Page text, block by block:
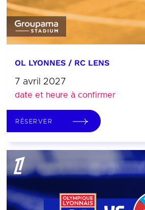
OL LYONNES / RC LENS
7 avril 2027
date et heure à confirmer
RÉSERVER